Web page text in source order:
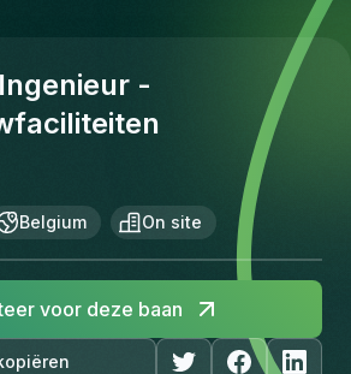
-
Belgium On site
voor deze baan